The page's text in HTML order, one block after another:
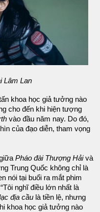
Lâm Lan
khoa học giả tưởng nào
cho đến khi hiện tượng
vào đầu năm nay. Do đó,
của đạo diễn, tham vọng
Pháo đài Thượng Hảivà
Trung Quốc không chỉ là
nói tại buổi ra mắt phim
nghĩ điều lớn nhất là
địa cầu là tiền lệ, nhưng
khoa học giả tưởng nào